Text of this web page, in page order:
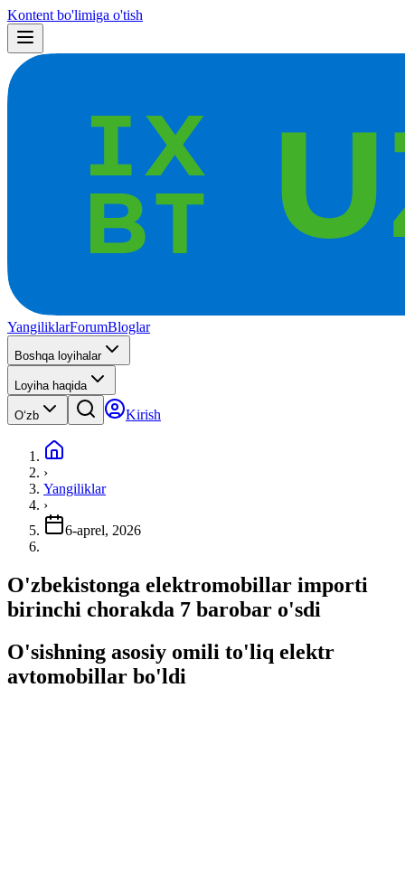
Kontent bo'limiga o'tish
YangiliklarForumBloglar
Boshqa loyihalar
Loyiha haqida
Oʻzb Kirish
›
Yangiliklar
›
6-aprel, 2026
O'zbekistonga elektromobillar importi
birinchi chorakda 7 barobar o'sdi
O'sishning asosiy omili to'liq elektr
avtomobillar bo'ldi